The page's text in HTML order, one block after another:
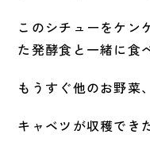
このシチューをケン
た発酵食と一緒に食
もうすぐ他のお野菜
キャベツが収穫でき